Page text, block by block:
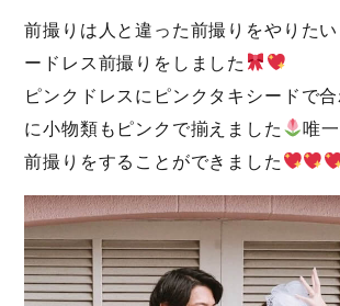
前撮りは人と違った前撮りをやりた
ードレス前撮りをしました
ピンクドレスにピンクタキシードで
に小物類もピンクで揃えました
唯
前撮りをすることができました